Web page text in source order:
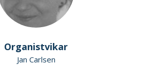
Organistvikar
Jan Carlsen